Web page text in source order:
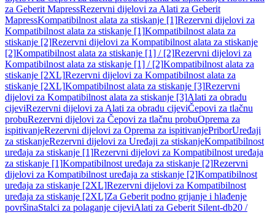
za Geberit MapressRezervni dijelovi za Alati za Geberit
MapressKompatibilnost alata za stiskanje [1]Rezervni dijelovi za
Kompatibilnost alata za stiskanje [1]Kompatibilnost alata za
stiskanje [2]Rezervni dijelovi za Kompatibilnost alata za stiskanje
[2]Kompatibilnost alata za stiskanje [1] / [2]Rezervni dijelovi za
Kompatibilnost alata za stiskanje [1] / [2]Kompatibilnost alata za
stiskanje [2XL]Rezervni dijelovi za Kompatibilnost alata za
stiskanje [2XL]Kompatibilnost alata za stiskanje [3]Rezervni
dijelovi za Kompatibilnost alata za stiskanje [3]Alati za obradu
cijeviRezervni dijelovi za Alati za obradu cijeviČepovi za tlačnu
probuRezervni dijelovi za Čepovi za tlačnu probuOprema za
ispitivanjeRezervni dijelovi za Oprema za ispitivanjePriborUređaji
za stiskanjeRezervni dijelovi za Uređaji za stiskanjeKompatibilnost
uređaja za stiskanje [1]Rezervni dijelovi za Kompatibilnost uređaja
za stiskanje [1]Kompatibilnost uređaja za stiskanje [2]Rezervni
dijelovi za Kompatibilnost uređaja za stiskanje [2]Kompatibilnost
uređaja za stiskanje [2XL]Rezervni dijelovi za Kompatibilnost
uređaja za stiskanje [2XL]Za Geberit podno grijanje i hlađenje
površinaStalci za polaganje cijeviAlati za Geberit Silent-db20 /